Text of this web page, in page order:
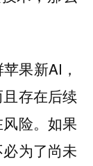
果新AI，
存在后续
险。如果
为了尚未